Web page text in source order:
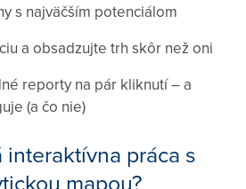
s najväčším potenciálom
a obsadzujte trh skôr než oni
reporty na pár kliknutí – a
(a čo nie)
interaktívna práca s
mapou?